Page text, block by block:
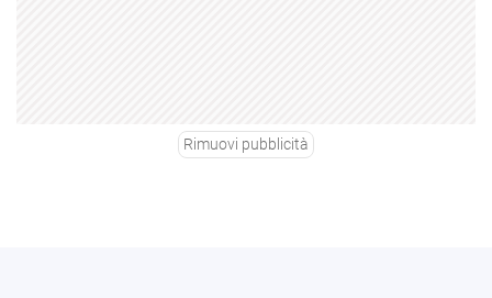
Rimuovi pubblicità